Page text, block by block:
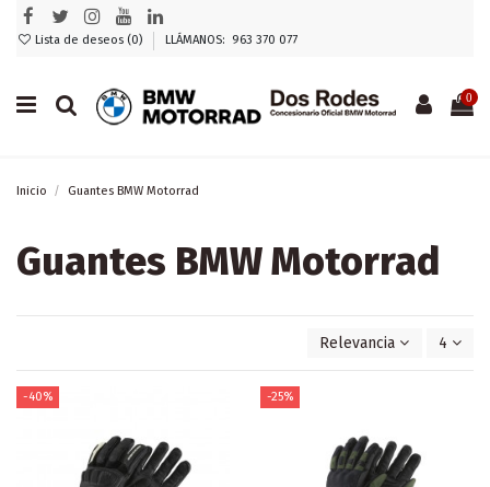
Lista de deseos (0) LLÁMANOS: 963 370 077
0
Inicio Guantes BMW Motorrad
Guantes BMW Motorrad
Relevancia 4
-40% -25%